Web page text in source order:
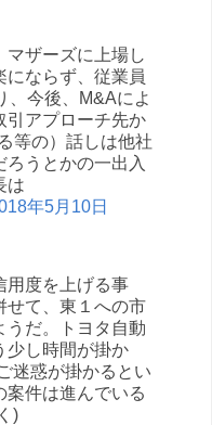
マザーズに上場し
にならず、従業員
、今後、M&Aによ
引アプローチ先か
等の）話しは他社
うとかの一出入
は
年5月10日
用度を上げる事
せて、東１への市
うだ。トヨタ自動
少し時間が掛か
迷惑が掛かるとい
案件は進んでいる
)